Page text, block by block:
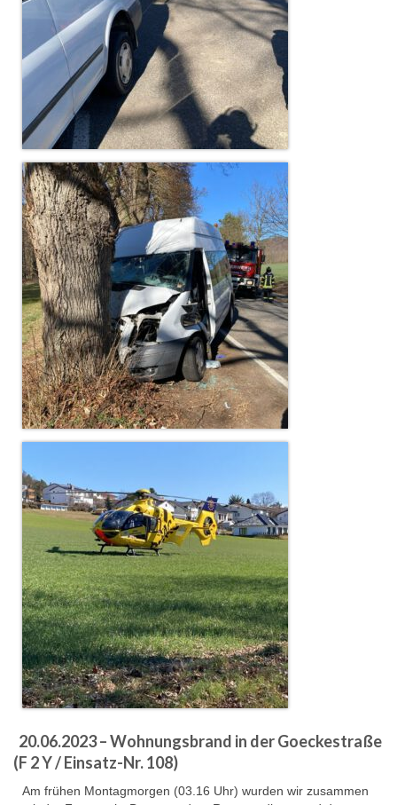
Drehleiter DLK 23/12
Staffellöschfahrzeug StLF 20/25
Tanklöschfahrzeug TLF 4000
Rüstwagen RW 1
Löschgruppenfahrzeug LF 20 KatS
Gerätewagen Logistik GW-L 2
Tanklöschfahrzeug TLF 16/24 Tr
Gerätewagen Gefahrgut GW-G
GDekonP-LKW
Kleinalarmfahrzeug KLAF
Kommandowagen KdoW
Hubarbeitsbühne B18
20.11.15 Übergabe StLF und HAB
2015 LF 16 „verlässt“ Feuerwehr
Geschichte
historische Fotos
Ehemalige Fahrzeuge
Jahresrückblicke
Jahresrückblick 2016
Jahresrückblick 2017
Jahresrückblick 2018
20.06.2023 – Wohnungsbrand in der Goeckestraße
(F 2 Y / Einsatz-Nr. 108)
Am frühen Montagmorgen (03.16 Uhr) wurden wir zusammen